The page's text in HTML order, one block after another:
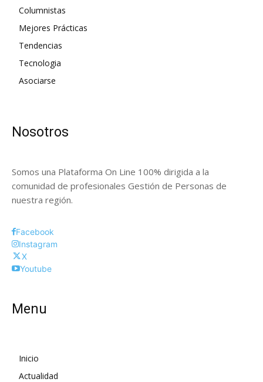
Columnistas
Mejores Prácticas
Tendencias
Tecnologia
Asociarse
Nosotros
Somos una Plataforma On Line 100% dirigida a la
comunidad de profesionales Gestión de Personas de
nuestra región.
Facebook
Instagram
X
Youtube
Menu
Inicio
Actualidad